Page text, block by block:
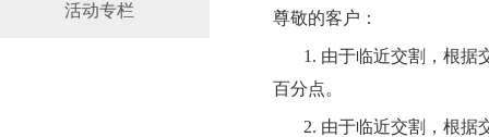
活动专栏 尊敬的客户：
1. 由于临近交割，根据
百分点。
2. 由于临近交割，根据